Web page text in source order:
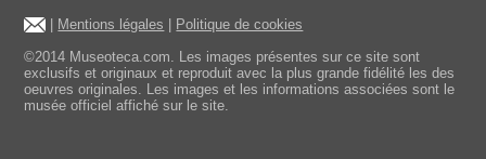
Mentions légales
Politique de cookies
©2014 Museoteca.com. Les images présentes sur ce site sont
exclusifs et originaux et reproduit avec la plus grande fidélité les des
oeuvres originales. Les images et les informations associées sont le
musée officiel affiché sur le site.